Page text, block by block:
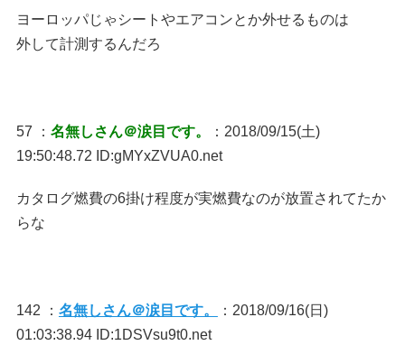
ヨーロッパじゃシートやエアコンとか外せるものは
外して計測するんだろ
57 ： 名無しさん＠涙目です。
：2018/09/15(土)
19:50:48.72 ID:gMYxZVUA0.net
カタログ燃費の6掛け程度が実燃費なのが放置されてたか
らな
142 ： 名無しさん＠涙目です。
：2018/09/16(日)
01:03:38.94 ID:1DSVsu9t0.net